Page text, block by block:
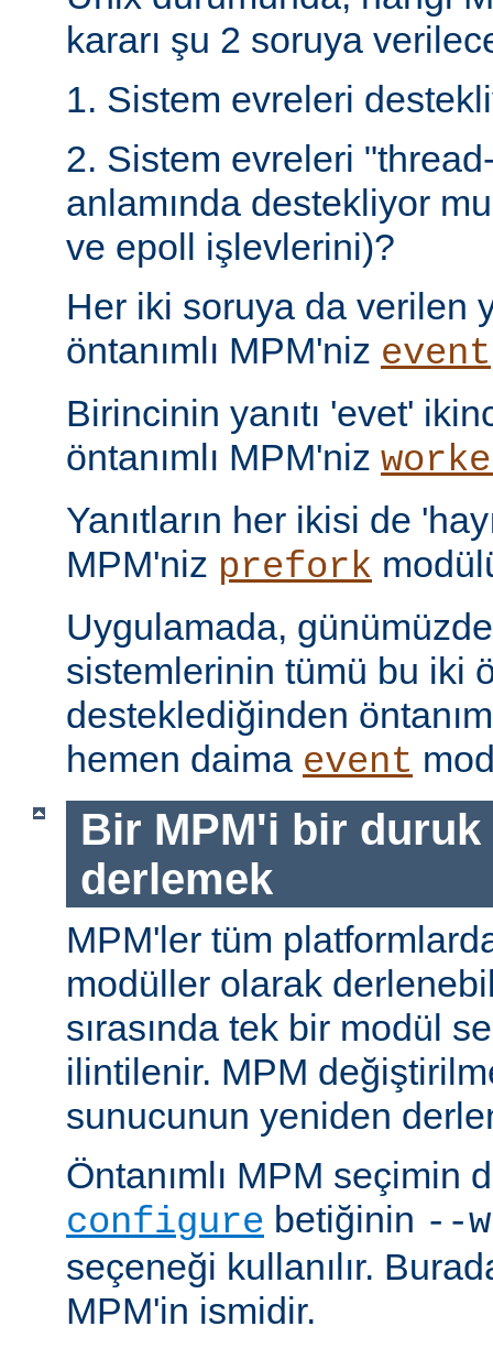
kararı şu 2 soruya
1. Sistem evreleri
2. Sistem evreleri
anlamında destekliyor
ve epoll işlevlerini)?
Her iki soruya da verilen
öntanımlı MPM'niz event
Birincinin yanıtı 'evet'
öntanımlı MPM'niz
Yanıtların her ikisi de
MPM'niz prefork
Uygulamada,
sistemlerinin tümü bu iki
desteklediğinden
hemen daima event
Bir MPM'i bir
derlemek
MPM'ler tüm
modüller olarak
sırasında tek bir modül
ilintilenir. MPM
sunucunun yeniden
Öntanımlı MPM seçimin
configure betiğinin --
seçeneği kullanılır.
MPM'in ismidir.